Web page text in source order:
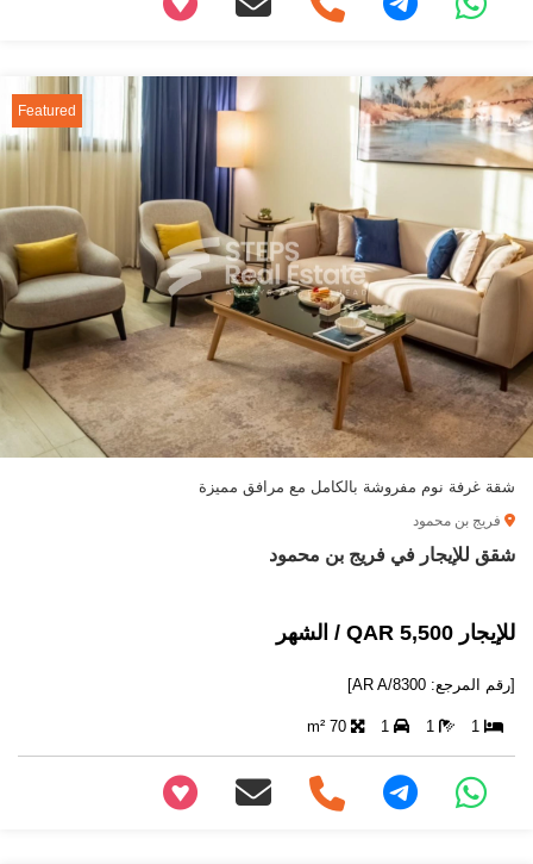
Featured
شقة غرفة نوم مفروشة بالكامل مع مرافق مميزة
فريج بن محمود
شقق للإيجار في فريج بن محمود
للإيجار 5,500 QAR / الشهر
[رقم المرجع: AR A/8300]
1
1
1
70 m²